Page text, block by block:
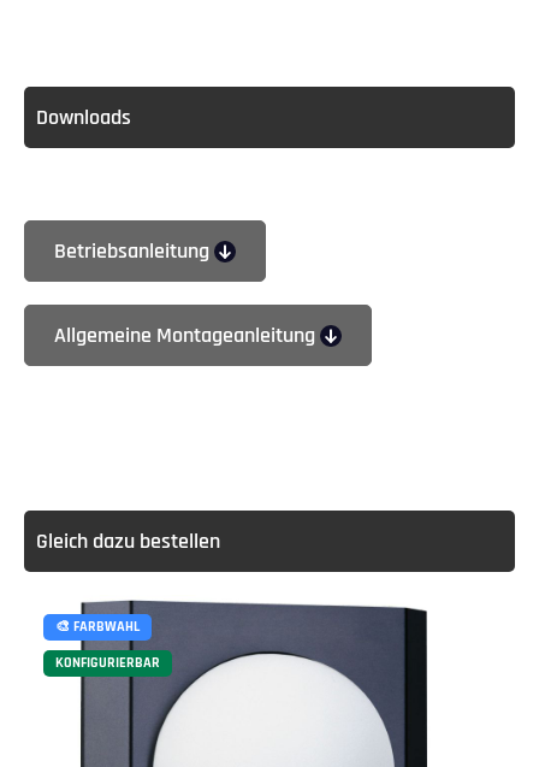
Downloads
Betriebsanleitung
Allgemeine Montageanleitung
Gleich dazu bestellen
🎨 FARBWAHL
KONFIGURIERBAR